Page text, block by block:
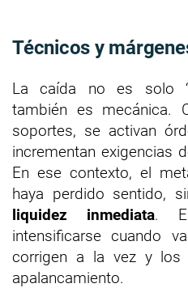
Técnicos y
La caída no es solo
también es mecánica.
soportes, se activan
incrementan exigencias
En ese contexto, el
haya perdido sentido,
liquidez inmediata.
intensificarse cuando
corrigen a la vez y los
apalancamiento.